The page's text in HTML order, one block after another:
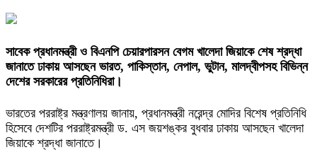
সাবেক প্রধানমন্ত্রী ও বিএনপি চেয়ারপারসন বেগম খালেদা জিয়াকে শেষ শ্রদ্ধা
জানাতে ঢাকায় আসছেন ভারত, পাকিস্তান, নেপাল, ভুটান, মালদ্বীপসহ বিভিন্ন
দেশের সরকারের প্রতিনিধিরা।
ভারতের পররাষ্ট্র মন্ত্রণালয় জানায়, প্রধানমন্ত্রী নরেন্দ্র মোদির বিশেষ প্রতিনিধি
হিসেবে দেশটির পররাষ্ট্রমন্ত্রী ড. এস জয়শঙ্কর বুধবার ঢাকায় আসছেন খালেদা
জিয়াকে শ্রদ্ধা জানাতে।